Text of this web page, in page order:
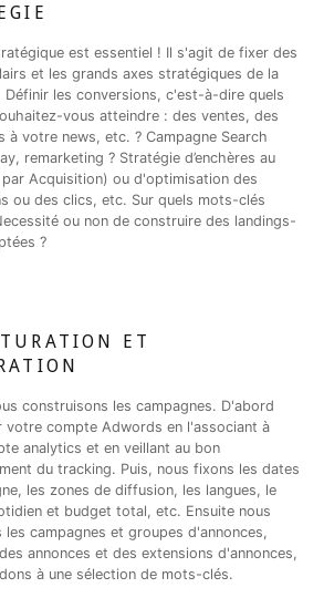
est essentiel ! Il s'agit de fixer des
et les grands axes stratégiques de la
Définir les conversions, c'est-à-dire quels
vous atteindre : des ventes, des
à votre news, etc. ? Campagne Search
remarketing ? Stratégie d’enchères au
par Acquisition) ou d'optimisation des
ou des clics, etc. Sur quels mots-clés
ou non de construire des landings-
?
ET
construisons les campagnes. D'abord
votre compte Adwords en l'associant à
analytics et en veillant au bon
du tracking. Puis, nous fixons les dates
les zones de diffusion, les langues, le
et budget total, etc. Ensuite nous
les campagnes et groupes d'annonces,
annonces et des extensions d'annonces,
à une sélection de mots-clés.